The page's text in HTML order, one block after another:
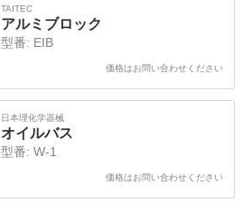
TAITEC
アルミブロック
型番: EIB
価格はお問い合わせください
日本理化学器械
オイルバス
型番: W-1
価格はお問い合わせください